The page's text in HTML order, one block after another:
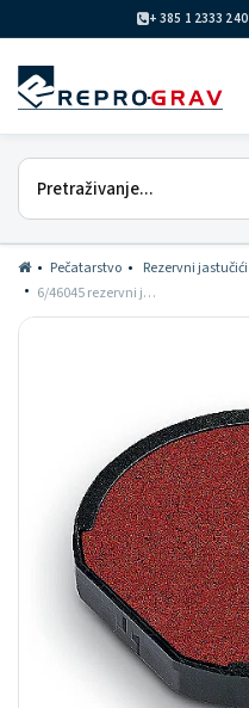
+ 385 1 2333 240
Pečatarstvo Rezervni jastučići
6/46045 rezervni jastučić